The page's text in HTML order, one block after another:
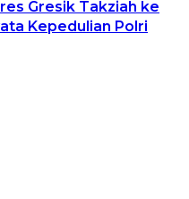
Gresik Takziah ke
Kepedulian Polri